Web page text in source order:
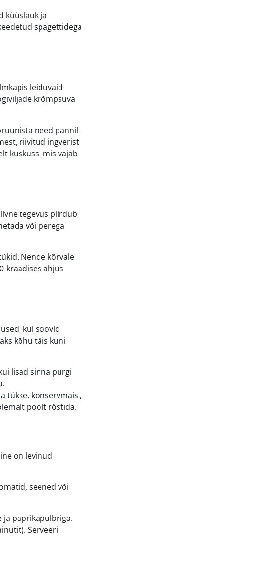
küüslauk ja
spagettidega
leiduvaid
krõmpsuva
need pannil.
riivitud ingverist
kuskuss, mis vajab
tegevus piirdub
või perega
Nende kõrvale
kraadises ahjus
kui soovid
kõhu täis kuni
lisad sinna purgi
tükke, konservmaisi,
poolt röstida.
on levinud
seened või
paprikapulbriga.
Serveeri